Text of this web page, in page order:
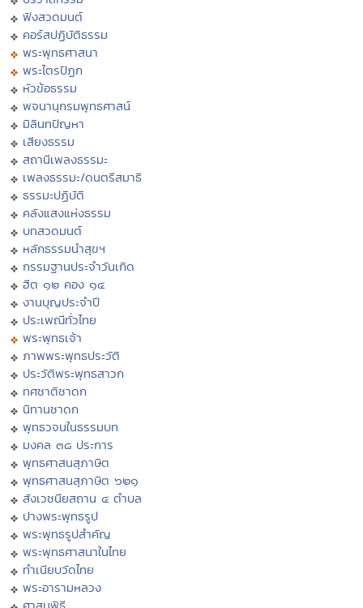
ฟังสวดมนต์
คอร์สปฏิบัติธรรม
พระพุทธศาสนา
พระไตรปิฏก
หัวข้อธรรม
พจนานุกรมพุทธศาสน์
มิลินทปัญหา
เสียงธรรม
สถานีเพลงธรรมะ
เพลงธรรมะ/ดนตรีสมาธิ
ธรรมะปฏิบัติ
คลังแสงแห่งธรรม
บทสวดมนต์
หลักธรรมนำสุขฯ
กรรมฐานประจำวันเกิด
ฮีต ๑๒ คอง ๑๔
งานบุญประจำปี
ประเพณีทั่วไทย
พระพุทธเจ้า
ภาพพระพุทธประวัติ
ประวัติพระพุทธสาวก
ทศชาติชาดก
นิทานชาดก
พุทธวจนในธรรมบท
มงคล ๓๘ ประการ
พุทธศาสนสุภาษิต
พุทธศาสนสุภาษิต ๖๒๑
สังเวชนียสถาน ๔ ตำบล
ปางพระพุทธรูป
พระพุทธรูปสำคัญ
พระพุทธศาสนาในไทย
ทำเนียบวัดไทย
พระอารามหลวง